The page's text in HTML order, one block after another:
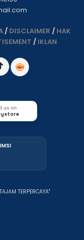
/ DISCLAIMER / HAK
/ IKLAN
us on
TERPERCAYA"